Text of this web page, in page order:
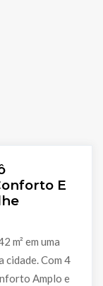
E
m² em uma
cidade. Com 4
Amplo e